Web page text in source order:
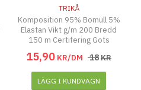
TRIKÅ
Komposition 95% Bomull 5%
Elastan Vikt g/m 200 Bredd
150 m Certifering Gots
15,90 KR/DM 18KR
LÄGG I KUNDVAGN